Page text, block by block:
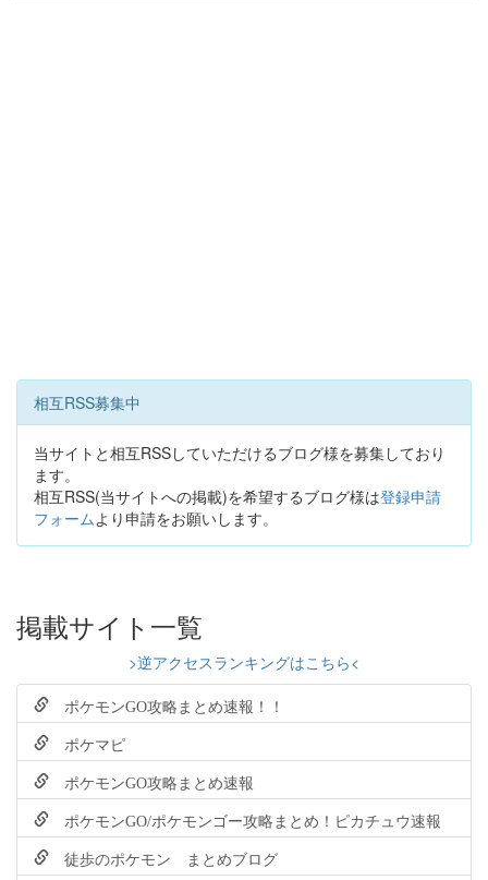
相互RSS募集中
当サイトと相互RSSしていただけるブログ様を募集しており
ます。
相互RSS(当サイトへの掲載)を希望するブログ様は登録申請
フォームより申請をお願いします。
掲載サイト一覧
>逆アクセスランキングはこちら<
ポケモンGO攻略まとめ速報！！
ポケマピ
ポケモンGO攻略まとめ速報
ポケモンGO/ポケモンゴー攻略まとめ！ピカチュウ速報
徒歩のポケモン まとめブログ